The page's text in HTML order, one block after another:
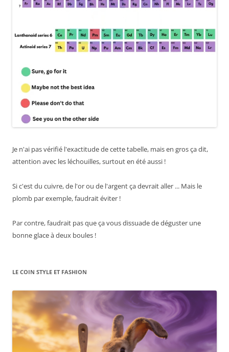
Je n'ai pas vérifié l'exactitude de cette tabelle, mais en gros ça dit,
attention avec les léchouilles, surtout en été aussi !
Si c'est du cuivre, de l'or ou de l'argent ça devrait aller ... Mais le
plomb par exemple, faudrait éviter !
Par contre, faudrait pas que ça vous dissuade de déguster une
bonne glace à deux boules !
LE COIN STYLE ET FASHION